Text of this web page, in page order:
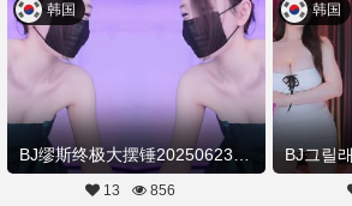
韩国
13 856
韩国